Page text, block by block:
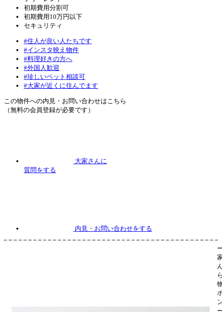
初期費用分割可
初期費用10万円以下
セキュリティ
#住人が良い人たちです
#インスタ映え物件
#料理好きの方へ
#外国人歓迎
#珍しいペット相談可
#大家が近くに住んでます
この物件への内見・お問い合わせはこちら
（無料の会員登録が必要です）
大家さんに
質問をする
内見 ・お問い合わせをする